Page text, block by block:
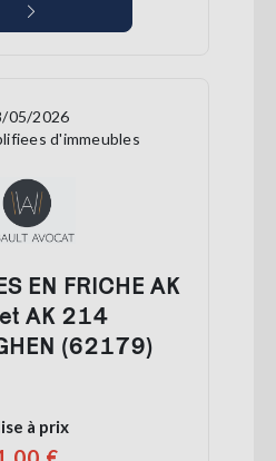
05/2026
d'immeubles
EN FRICHE AK
AK 214
(62179)
à prix